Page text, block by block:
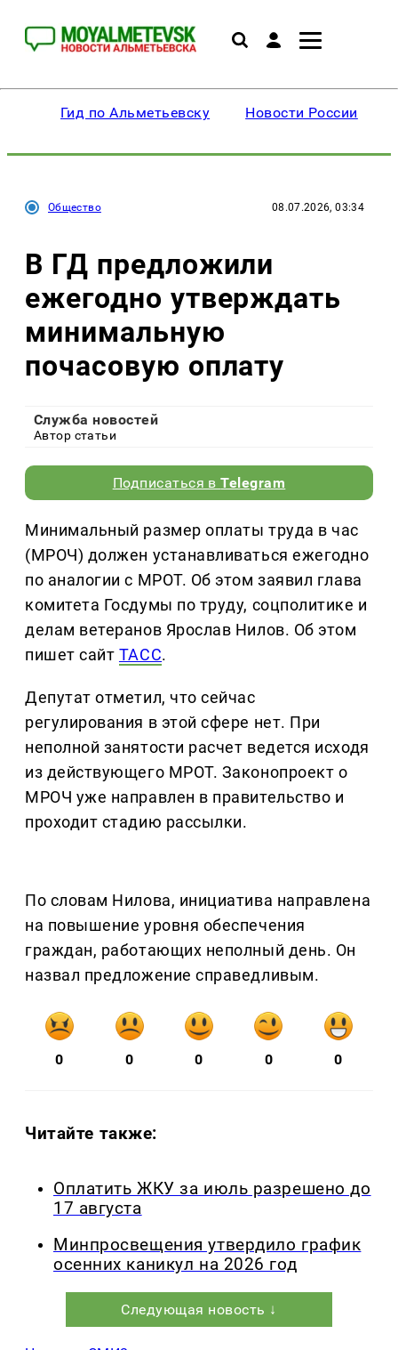
Гид по Альметьевску Новости России
Общество 08.07.2026, 03:34
В ГД предложили
ежегодно утверждать
минимальную
почасовую оплату
Служба новостей
Автор статьи
Подписаться вTelegram
Минимальный размер оплаты труда в час
(МРОЧ) должен устанавливаться ежегодно
по аналогии с МРОТ. Об этом заявил глава
комитета Госдумы по труду, соцполитике и
делам ветеранов Ярослав Нилов. Об этом
пишет сайт ТАСС.
Депутат отметил, что сейчас
регулирования в этой сфере нет. При
неполной занятости расчет ведется исходя
из действующего МРОТ. Законопроект о
МРОЧ уже направлен в правительство и
проходит стадию рассылки.
По словам Нилова, инициатива направлена
на повышение уровня обеспечения
граждан, работающих неполный день. Он
назвал предложение справедливым.
0 0 0 0 0
Читайте также:
Оплатить ЖКУ за июль разрешено до
17 августа
Минпросвещения утвердило график
осенних каникул на 2026 год
Следующая новость ↓